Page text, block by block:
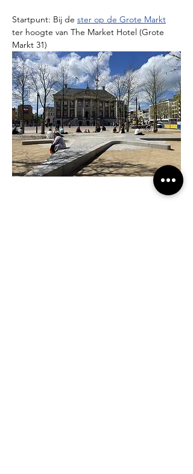
Startpunt: Bij de ster op de Grote Markt
ter hoogte van The Market Hotel (Grote
Markt 31)